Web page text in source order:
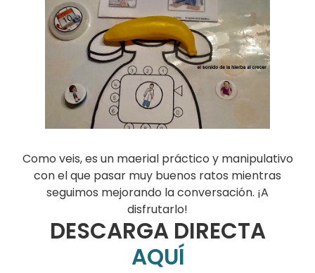
Como veis, es un maerial práctico y manipulativo
con el que pasar muy buenos ratos mientras
seguimos mejorando la conversación. ¡A
disfrutarlo!
DESCARGA DIRECTA
AQUÍ